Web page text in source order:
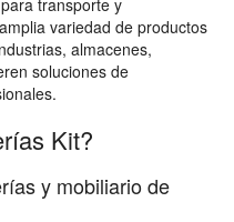
transporte y
variedad de productos
almacenes,
soluciones de
Kit?
y mobiliario de